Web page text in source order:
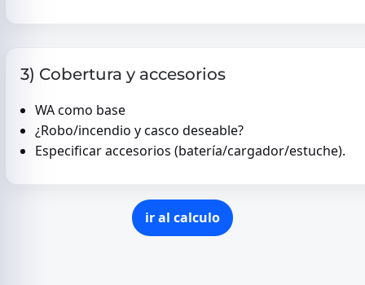
3) Cobertura y accesorios
WA como base
¿Robo/incendio y casco deseable?
Especificar accesorios (batería/cargador/estuche).
ir al calculo